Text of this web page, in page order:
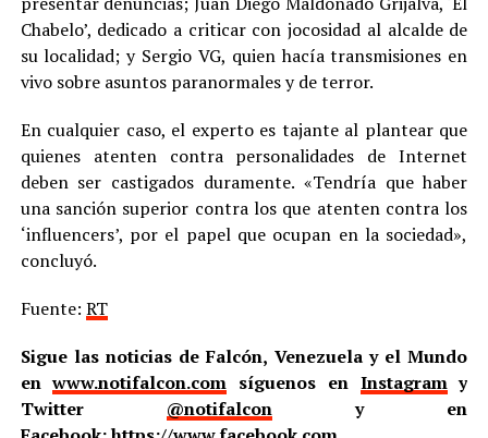
Chabelo’, dedicado a criticar con jocosidad al alcalde de
su localidad; y Sergio VG, quien hacía transmisiones en
vivo sobre asuntos paranormales y de terror.
En cualquier caso, el experto es tajante al plantear que
quienes atenten contra personalidades de Internet
deben ser castigados duramente. «Tendría que haber
una sanción superior contra los que atenten contra los
‘influencers’, por el papel que ocupan en la sociedad»,
concluyó.
Fuente: RT
Sigue las noticias de Falcón, Venezuela y el Mundo
enwww.notifalcon.com síguenos en Instagramy
Twitter @notifalcony en